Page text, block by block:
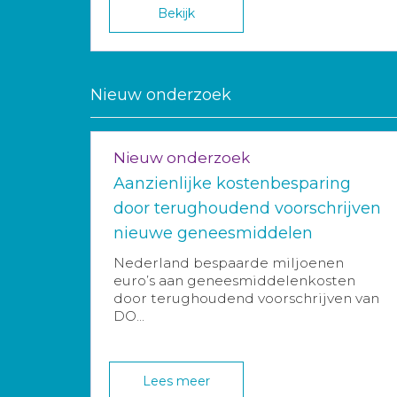
Bekijk
Nieuw onderzoek
Nieuw onderzoek
Aanzienlijke kostenbesparing
door terughoudend voorschrijven
nieuwe geneesmiddelen
Nederland bespaarde miljoenen
euro’s aan geneesmiddelenkosten
door terughoudend voorschrijven van
DO...
Lees meer